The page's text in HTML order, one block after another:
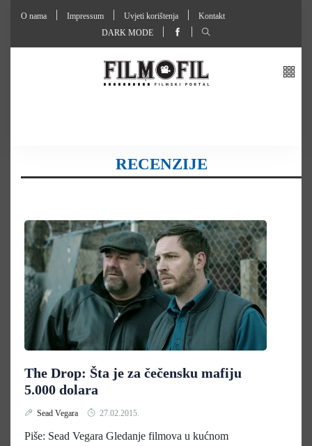
O nama Impressum Uvjeti korištenja
Kontakt
DARK MODE
RECENZIJE
The Drop: Šta je za čečensku mafiju
5.000 dolara
Sead Vegara 27.02.2015.
Piše: Sead Vegara Gledanje filmova u kućnom